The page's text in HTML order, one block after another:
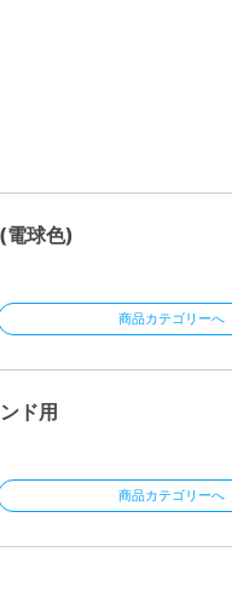
電球色)
商品カテゴリーへ
ド用
商品カテゴリーへ